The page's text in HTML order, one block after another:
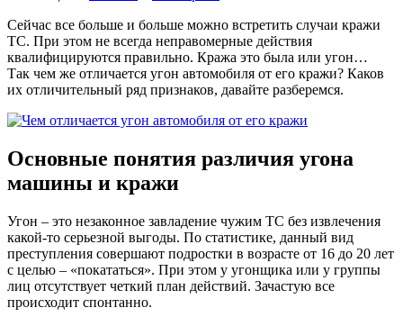
Сейчас все больше и больше можно встретить случаи кражи
ТС. При этом не всегда неправомерные действия
квалифицируются правильно. Кража это была или угон…
Так чем же отличается угон автомобиля от его кражи? Каков
их отличительный ряд признаков, давайте разберемся.
Основные понятия различия угона
машины и кражи
Угон – это незаконное завладение чужим ТС без извлечения
какой-то серьезной выгоды. По статистике, данный вид
преступления совершают подростки в возрасте от 16 до 20 лет
с целью – «покататься». При этом у угонщика или у группы
лиц отсутствует четкий план действий. Зачастую все
происходит спонтанно.